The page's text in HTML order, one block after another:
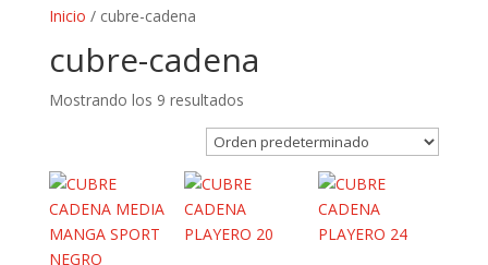
Inicio / cubre-cadena
cubre-cadena
Mostrando los 9 resultados